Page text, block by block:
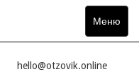
Меню
Toggle
hello@otzovik.online